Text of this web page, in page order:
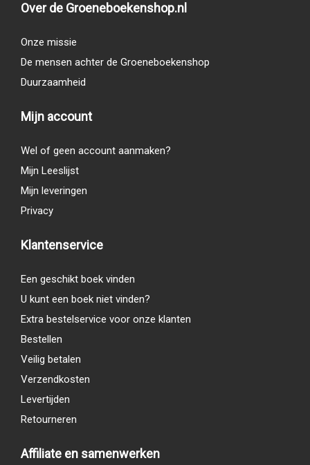
Over de Groeneboekenshop.nl
Onze missie
De mensen achter de Groeneboekenshop
Duurzaamheid
Mijn account
Wel of geen account aanmaken?
Mijn Leeslijst
Mijn leveringen
Privacy
Klantenservice
Een geschikt boek vinden
U kunt een boek niet vinden?
Extra bestelservice voor onze klanten
Bestellen
Veilig betalen
Verzendkosten
Levertijden
Retourneren
Affiliate en samenwerken